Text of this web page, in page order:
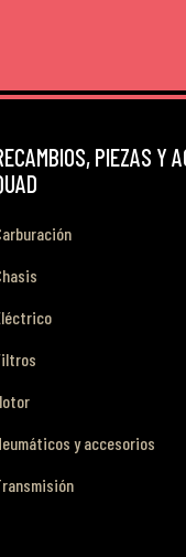
PIEZAS Y
y accesorios